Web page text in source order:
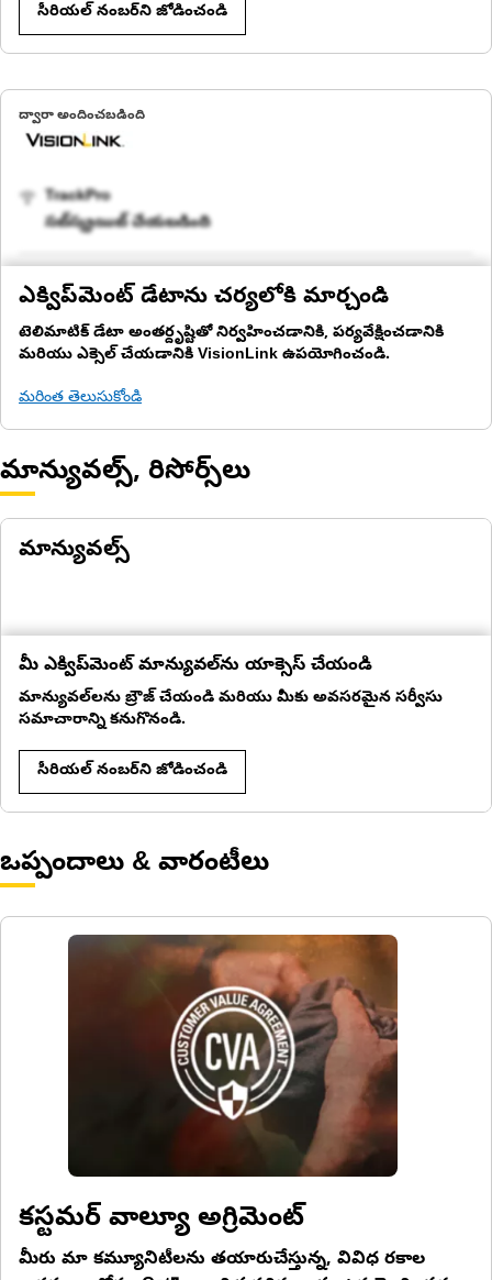
సీరియల్ నంబర్‌ని జోడించండి
ద్వారా అందించబడింది
TrackPro
సబ్‌స్క్రయిబ్ చేయబడింది
ఎక్విప్‌మెంట్ డేటాను చర్యలోకి మార్చండి
టెలిమాటిక్ డేటా అంతర్దృష్టితో నిర్వహించడానికి, పర్యవేక్షించడానికి
మరియు ఎక్సెల్ చేయడానికి VisionLink ఉపయోగించండి.
మరింత తెలుసుకోండి
మాన్యువల్స్, రిసోర్స్‌లు
మాన్యువల్స్
మీ ఎక్విప్‌మెంట్ మాన్యువల్‌ను యాక్సెస్ చేయండి
మాన్యువల్‌లను బ్రౌజ్ చేయండి మరియు మీకు అవసరమైన సర్వీసు
సమాచారాన్ని కనుగొనండి.
సీరియల్ నంబర్‌ని జోడించండి
ఒప్పందాలు & వారంటీలు
కస్టమర్ వాల్యూ అగ్రిమెంట్
మీరు మా కమ్యూనిటీలను తయారుచేస్తున్న, వివిధ రకాల